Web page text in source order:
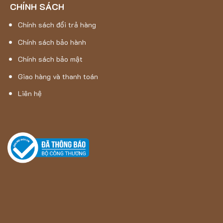
CHÍNH SÁCH
Chính sách đổi trả hàng
Chính sách bảo hành
Chính sách bảo mật
Giao hàng và thanh toán
Liên hệ